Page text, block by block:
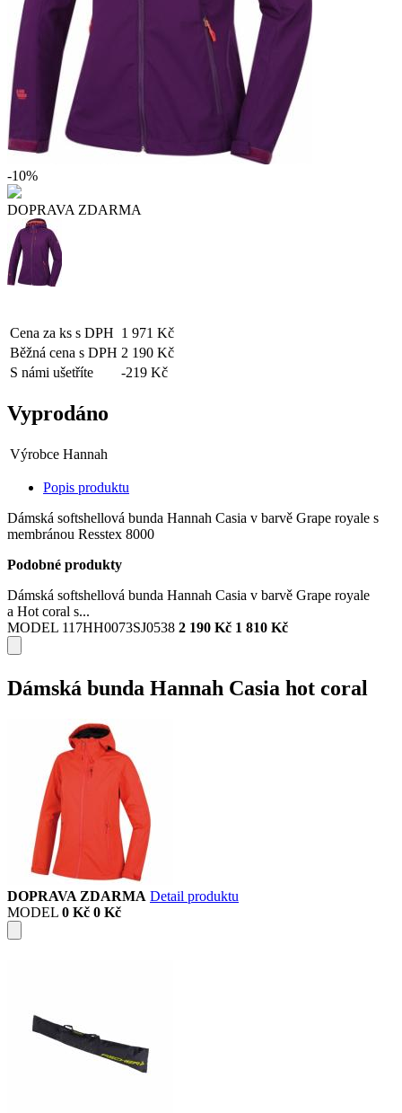
-10%
DOPRAVA ZDARMA
Cena za ks s DPH 1 971 Kč
Běžná cena s DPH 2 190 Kč
S námi ušetříte
-219 Kč
Vyprodáno
Výrobce Hannah
Popis produktu
Dámská softshellová bunda Hannah Casia v barvě Grape royale s
membránou Resstex 8000
Podobné produkty
Dámská softshellová bunda Hannah Casia v barvě Grape royale
a Hot coral s...
MODEL 117HH0073SJ0538 2 190 Kč 1 810 Kč
Dámská bunda Hannah Casia hot coral
DOPRAVA ZDARMA Detail produktu
MODEL 0 Kč 0 Kč